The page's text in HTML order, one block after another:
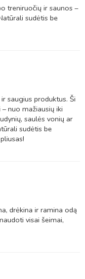
treniruočių ir saunos –
sudėtis be
saugius produktus. Ši
nuo mažiausių iki
saulės vonių ar
sudėtis be
drėkina ir ramina odą
visai šeimai,